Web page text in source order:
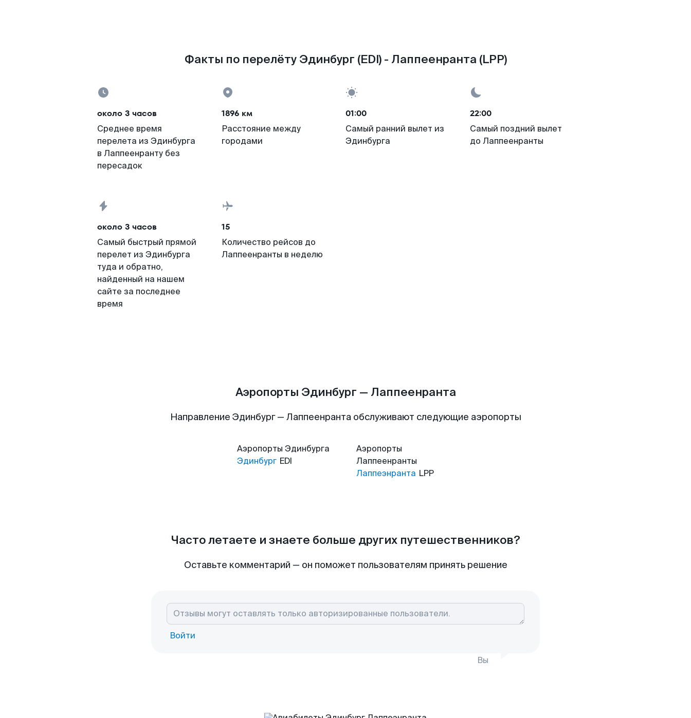
Факты по перелёту Эдинбург (EDI) - Лаппеенранта (LPP)
около 3 часов
Среднее время
перелета из Эдинбурга
в Лаппеенранту без
пересадок
1896 км
Расстояние между
городами
01:00
Самый ранний вылет из
Эдинбурга
22:00
Самый поздний вылет
до Лаппеенранты
около 3 часов
Самый быстрый прямой
перелет из Эдинбурга
туда и обратно,
найденный на нашем
сайте за последнее
время
15
Количество рейсов до
Лаппеенранты в неделю
Аэропорты Эдинбург — Лаппеенранта
Направление Эдинбург — Лаппеенранта обслуживают следующие аэропорты
Аэропорты Эдинбурга
Эдинбург EDI
Аэропорты
Лаппеенранты
Лаппеэнранта LPP
Часто летаете и знаете больше других путешественников?
Оставьте комментарий — он поможет пользователям принять решение
Войти
Вы